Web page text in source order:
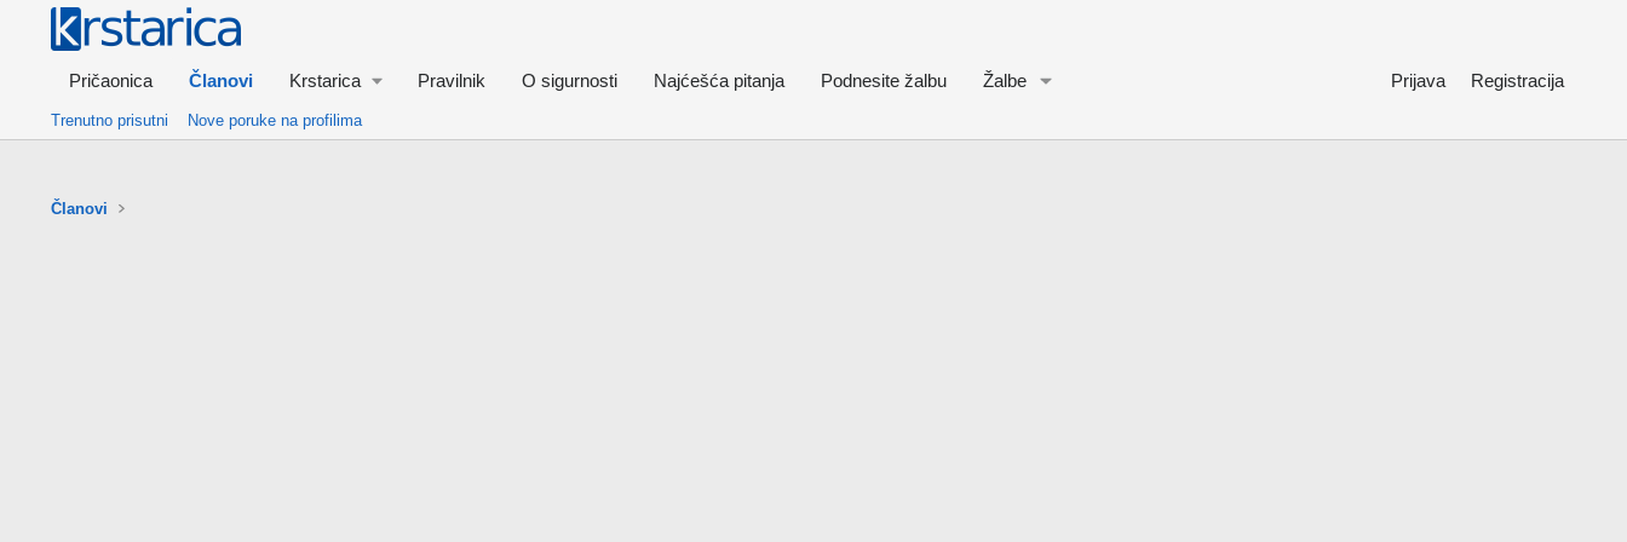
Pričaonica Članovi Krstarica Pravilnik O sigurnosti Najćešća pitanja Podnesite žalbu Žalbe Prijava Registracija
Trenutno prisutni Nove poruke na profilima
Članovi